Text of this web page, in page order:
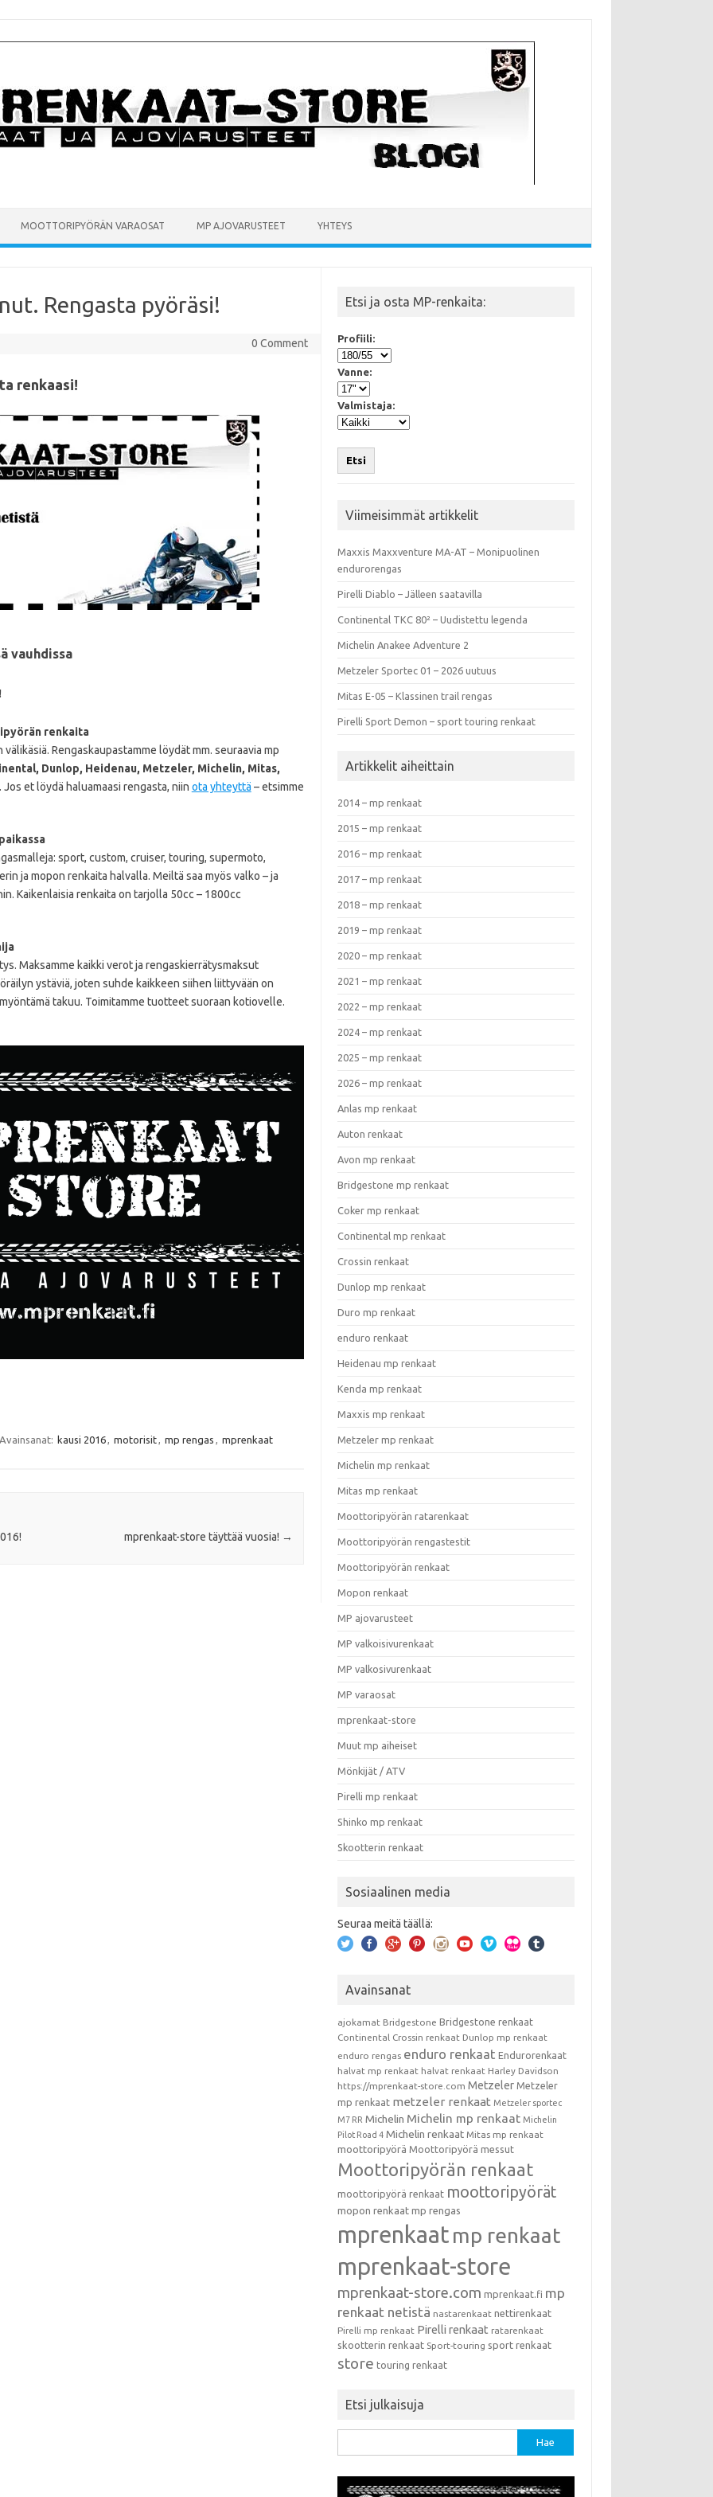
MOOTTORIPYÖRÄN VARAOSAT MP AJOVARUSTEET YHTEYS
Rengasta pyöräsi!
0 Comment
renkaasi!
vauhdissa
renkaita
Rengaskaupastamme löydät mm. seuraavia mp
Dunlop, Heidenau, Metzeler, Michelin, Mitas,
Jos et löydä haluamaasi rengasta, niin ota yhteyttä – etsimme
sport, custom, cruiser, touring, supermoto,
ja mopon renkaita halvalla. Meiltä saa myös valko – ja
Kaikenlaisia renkaita on tarjolla 50cc – 1800cc
Maksamme kaikki verot ja rengaskierrätysmaksut
ystäviä, joten suhde kaikkeen siihen liittyvään on
takuu. Toimitamme tuotteet suoraan kotiovelle.
Avainsanat: kausi 2016 motorisit mp rengas mprenkaat
mprenkaat-store täyttää vuosia! →
Etsi ja osta MP-renkaita:
Profiili:
Vanne:
Valmistaja:
Etsi
Viimeisimmät artikkelit
Maxxis Maxxventure MA-AT – Monipuolinen
endurorengas
Pirelli Diablo – Jälleen saatavilla
Continental TKC 80² – Uudistettu legenda
Michelin Anakee Adventure 2
Metzeler Sportec 01 – 2026 uutuus
Mitas E-05 – Klassinen trail rengas
Pirelli Sport Demon – sport touring renkaat
Artikkelit aiheittain
2014 – mp renkaat
2015 – mp renkaat
2016 – mp renkaat
2017 – mp renkaat
2018 – mp renkaat
2019 – mp renkaat
2020 – mp renkaat
2021 – mp renkaat
2022 – mp renkaat
2024 – mp renkaat
2025 – mp renkaat
2026 – mp renkaat
Anlas mp renkaat
Auton renkaat
Avon mp renkaat
Bridgestone mp renkaat
Coker mp renkaat
Continental mp renkaat
Crossin renkaat
Dunlop mp renkaat
Duro mp renkaat
enduro renkaat
Heidenau mp renkaat
Kenda mp renkaat
Maxxis mp renkaat
Metzeler mp renkaat
Michelin mp renkaat
Mitas mp renkaat
Moottoripyörän ratarenkaat
Moottoripyörän rengastestit
Moottoripyörän renkaat
Mopon renkaat
MP ajovarusteet
MP valkoisivurenkaat
MP valkosivurenkaat
MP varaosat
mprenkaat-store
Muut mp aiheiset
Mönkijät / ATV
Pirelli mp renkaat
Shinko mp renkaat
Skootterin renkaat
Sosiaalinen media
Seuraa meitä täällä:
Avainsanat
ajokamat Bridgestone Bridgestone renkaat
Continental Crossin renkaat Dunlop mp renkaat
enduro rengas enduro renkaat Endurorenkaat
halvat mp renkaat halvat renkaat Harley Davidson
https://mprenkaat-store.com Metzeler Metzeler
mp renkaat metzeler renkaat Metzeler sportec
M7 RR Michelin Michelin mp renkaat Michelin
Pilot Road 4 Michelin renkaat Mitas mp renkaat
moottoripyörä Moottoripyörä messut
Moottoripyörän renkaat
moottoripyörä renkaat moottoripyörät
mopon renkaat mp rengas
mprenkaat mp renkaat
mprenkaat-store
mprenkaat-store.com mprenkaat.fi mp
renkaat netistä nastarenkaat nettirenkaat
Pirelli mp renkaat Pirelli renkaat ratarenkaat
skootterin renkaat Sport-touring sport renkaat
store touring renkaat
Etsi julkaisuja